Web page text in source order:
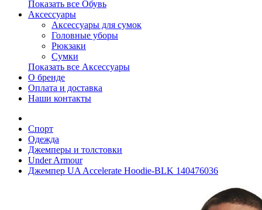
Показать все Обувь
Аксессуары
Аксессуары для сумок
Головные уборы
Рюкзаки
Сумки
Показать все Аксессуары
О бренде
Оплата и доставка
Наши контакты
Спорт
Одежда
Джемперы и толстовки
Under Armour
Джемпер UA Accelerate Hoodie-BLK 140476036